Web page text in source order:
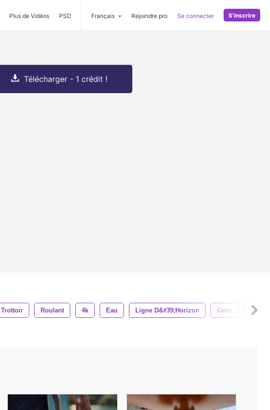
Plus de Vidéos PSD Français Rejoindre pro Se connecter S'inscrire
Télécharger - 1 crédit !
Trottoir Roulant 4k Eau Ligne D&#39;horizon Gens